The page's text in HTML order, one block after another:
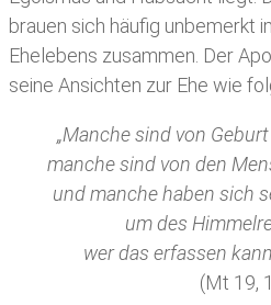
brauen sich häufig unbemerkt
Ehelebens zusammen. Der
seine Ansichten zur Ehe wie
„Manche sind von
manche sind von den
und manche haben sich
um des
wer das erfassen
(Mt 19,